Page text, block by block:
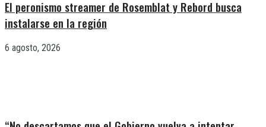
El peronismo streamer de Rosemblat y Rebord busca
instalarse en la región
6 agosto, 2026